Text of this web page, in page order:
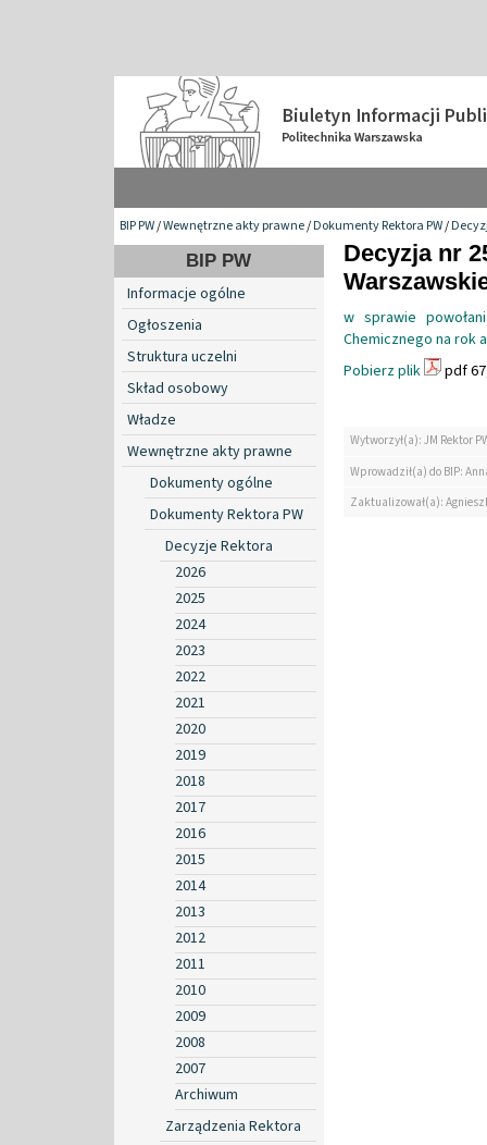
BIP PW/Wewnętrzne akty prawne/Dokumenty Rektora PW/
BIP PW
Informacje ogólne
Ogłoszenia
Struktura uczelni
Skład osobowy
Władze
Wewnętrzne akty prawne
Dokumenty ogólne
Dokumenty Rektora PW
Decyzje Rektora
2026
2025
2024
2023
2022
2021
2020
2019
2018
2017
2016
2015
2014
2013
2012
2011
2010
2009
2008
2007
Archiwum
Zarządzenia Rektora
Decyzja nr
w sprawie
Chemicznego na rok
Pobierz plik
pdf
Wytworzył(a): JM Rektor
Wprowadził(a) do BIP:
Zaktualizował(a):